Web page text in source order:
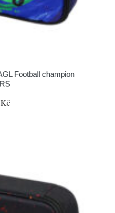
Football champion